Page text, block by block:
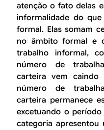
atenção o fato delas
informalidade do
formal. Elas somam
no âmbito formal e
trabalho informal,
número de
carteira vem caindo
número de
carteira permanece
excetuando o período
categoria apresentou